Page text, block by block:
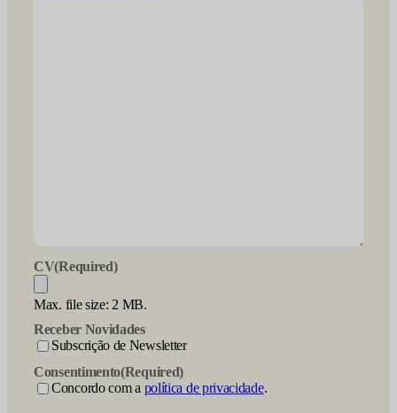
CV(Required)
Max. file size: 2 MB.
Receber Novidades
Subscrição de Newsletter
Consentimento(Required)
Concordo com a política de privacidade.